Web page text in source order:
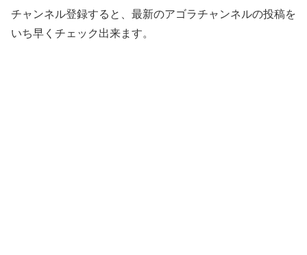
チャンネル登録すると、最新のアゴラチャンネルの投稿を
いち早くチェック出来ます。